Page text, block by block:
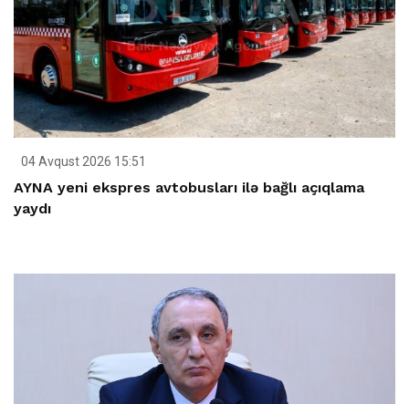
04 Avqust 2026 15:51
AYNA yeni ekspres avtobusları ilə bağlı açıqlama
yaydı